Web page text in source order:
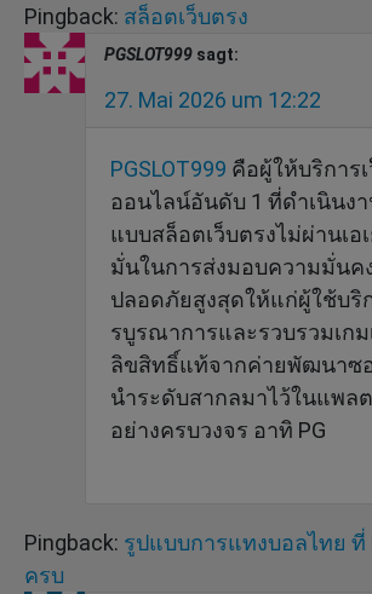
Pingback: สล็อตเว็บตรง
PGSLOT999 sagt:
27. Mai 2026 um 12:22
PGSLOT999 คือผู้ให้บริการ
ออนไลน์อันดับ 1 ที่ดำเนินง
แบบสล็อตเว็บตรงไม่ผ่านเอ
มั่นในการส่งมอบความมั่นค
ปลอดภัยสูงสุดให้แก่ผู้ใช้บริ
รบูรณาการและรวบรวมเก
ลิขสิทธิ์แท้จากค่ายพัฒนาซ
นำระดับสากลมาไว้ในแพล
อย่างครบวงจร อาทิ PG
Pingback: รูปแบบการแทงบอลไทย ที่
ครบ